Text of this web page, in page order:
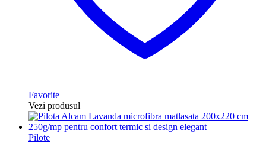
Favorite
Vezi produsul
Pilote